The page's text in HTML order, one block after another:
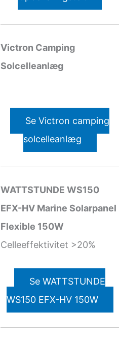
Victron Camping
Solcelleanlæg
Se Victron camping
solcelleanlæg
WATTSTUNDE WS150
EFX-HV Marine Solarpanel
Flexible 150W
Celleeffektivitet >20%
Se WATTSTUNDE
WS150 EFX-HV 150W